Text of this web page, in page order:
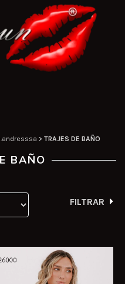
> TRAJES DE BAÑO
BAÑO
FILTRAR